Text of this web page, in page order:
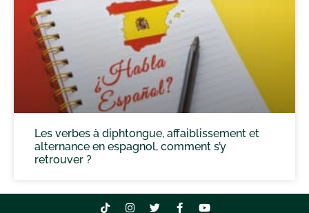
Les verbes à diphtongue, affaiblissement et
alternance en espagnol, comment s’y
retrouver ?